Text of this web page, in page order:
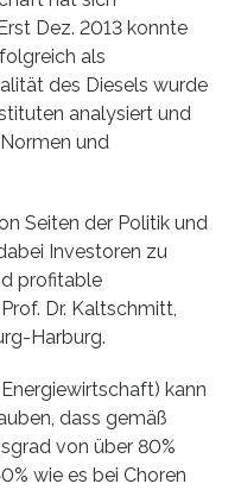
Dez. 2013 konnte
als
des Diesels wurde
analysiert und
und
Seiten der Politik und
Investoren zu
profitable
Dr. Kaltschmitt,
Harburg.
kann
dass gemäß
von über 80%
wie es bei Choren